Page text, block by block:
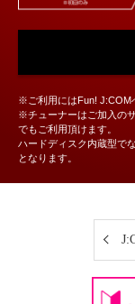
※ご利用にはFun! J:COM
※チューナーはご加入の
でもご利用頂けます。
ハードディスク内蔵型で
となります。